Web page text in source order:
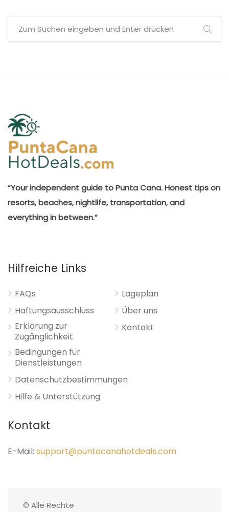
“Your independent guide to Punta Cana. Honest tips on
resorts, beaches, nightlife, transportation, and
everything in between.”
Hilfreiche Links
FAQs
Haftungsausschluss
Erklärung zur
Zugänglichkeit
Bedingungen für
Dienstleistungen
Datenschutzbestimmungen
Hilfe & Unterstützung
Lageplan
Über uns
Kontakt
Kontakt
E-Mail: support@puntacanahotdeals.com
© Alle Rechte